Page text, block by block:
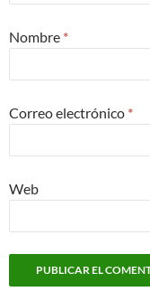
Nombre *
Correo electrónico *
Web